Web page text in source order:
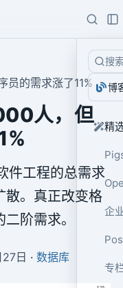
搜
博
精
企
专
员的需求涨了11%
人，但
件工程的总需求
散。真正改变格
阶需求。
日 · 数据库